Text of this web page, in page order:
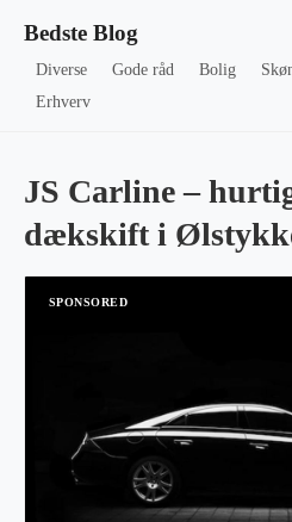
Bedste Blog
Diverse Gode råd Bolig
Erhverv
JS Carline –
dækskift i